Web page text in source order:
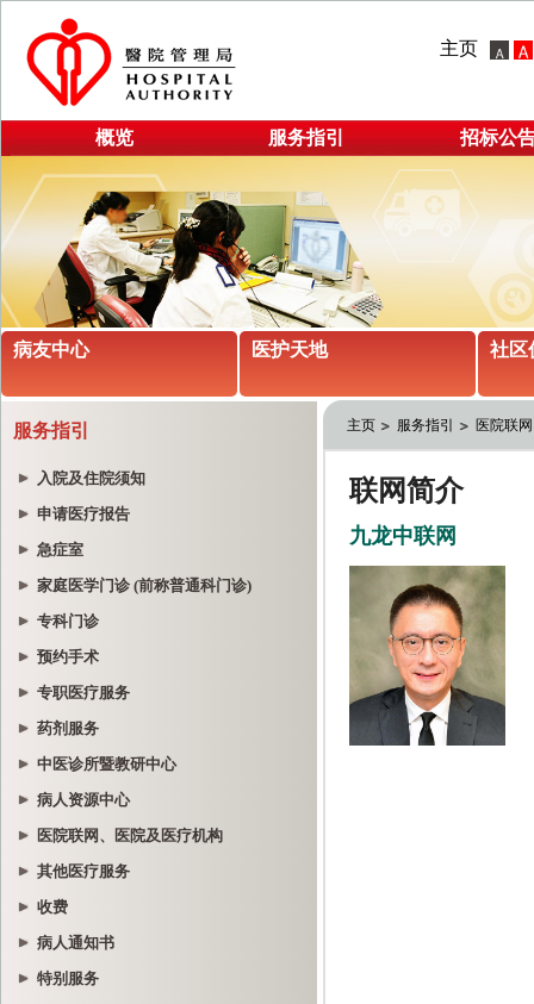
主页
概览 服务指引 招标公
病友中心 医护天地 社区
服务指引
入院及住院须知
申请医疗报告
急症室
家庭医学门诊 (前称普通科门诊)
专科门诊
预约手术
专职医疗服务
药剂服务
中医诊所暨教研中心
病人资源中心
医院联网、医院及医疗机构
其他医疗服务
收费
病人通知书
特别服务
主页 服务指引 医院联